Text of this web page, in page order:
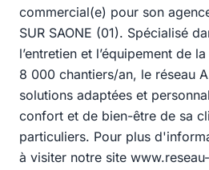
commercial(e) pour son
SUR SAONE (01). Spécialisé
l’entretien et l’équipement de
8 000 chantiers/an, le réseau
solutions adaptées et
confort et de bien-être de sa
particuliers. Pour plus
à visiter notre site